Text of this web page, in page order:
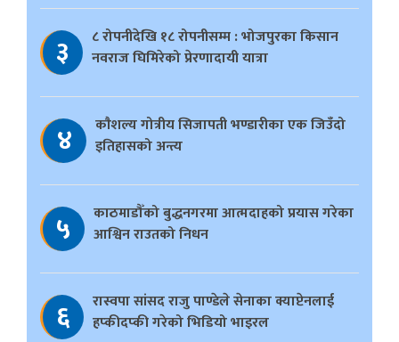
३
८ रोपनीदेखि १८ रोपनीसम्म : भोजपुरका किसान
नवराज घिमिरेको प्रेरणादायी यात्रा
४
काैशल्य गोत्रीय सिजापती भण्डारीका एक जिउँदो
इतिहासको अन्त्य
५
काठमाडौँको बुद्धनगरमा आत्मदाहको प्रयास गरेका
आश्विन राउतको निधन
६
रास्वपा सांसद राजु पाण्डेले सेनाका क्याप्टेनलाई
हप्कीदप्की गरेको भिडियो भाइरल